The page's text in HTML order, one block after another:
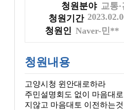
청원분야 교통
청원기간
청원인 Naver-민**
청원내용
고양시청 윈안대로하라
주민설명회도 없이 마음대
지않고 마음대토 이전하는